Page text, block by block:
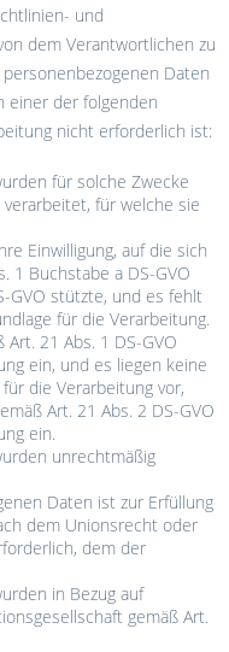
und
dem Verantwortlichen zu
Daten
einer der folgenden
nicht erforderlich ist:
für solche Zwecke
für welche sie
Einwilligung, auf die sich
1 Buchstabe a DS-GVO
GVO stützte, und es fehlt
für die Verarbeitung.
21 Abs. 1 DS-GVO
ein, und es liegen keine
die Verarbeitung vor,
Art. 21 Abs. 2 DS-GVO
ein.
unrechtmäßig
Daten ist zur Erfüllung
dem Unionsrecht oder
dem der
in Bezug auf
gemäß Art.